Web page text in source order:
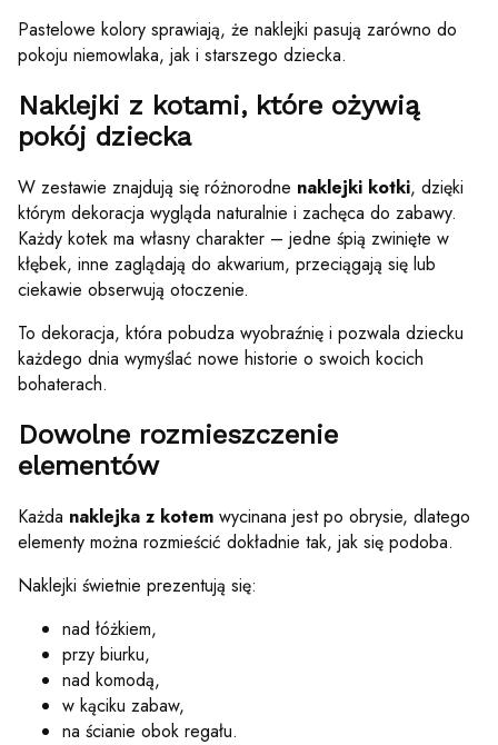
Pastelowe kolory sprawiają, że naklejki pasują zarówno do
pokoju niemowlaka, jak i starszego dziecka.
Naklejki z kotami, które ożywią
pokój dziecka
W zestawie znajdują się różnorodne naklejki kotki, dzięki
którym dekoracja wygląda naturalnie i zachęca do zabawy.
Każdy kotek ma własny charakter – jedne śpią zwinięte w
kłębek, inne zaglądają do akwarium, przeciągają się lub
ciekawie obserwują otoczenie.
To dekoracja, która pobudza wyobraźnię i pozwala dziecku
każdego dnia wymyślać nowe historie o swoich kocich
bohaterach.
Dowolne rozmieszczenie
elementów
Każda naklejka z kotem wycinana jest po obrysie, dlatego
elementy można rozmieścić dokładnie tak, jak się podoba.
Naklejki świetnie prezentują się:
nad łóżkiem,
przy biurku,
nad komodą,
w kąciku zabaw,
na ścianie obok regału.